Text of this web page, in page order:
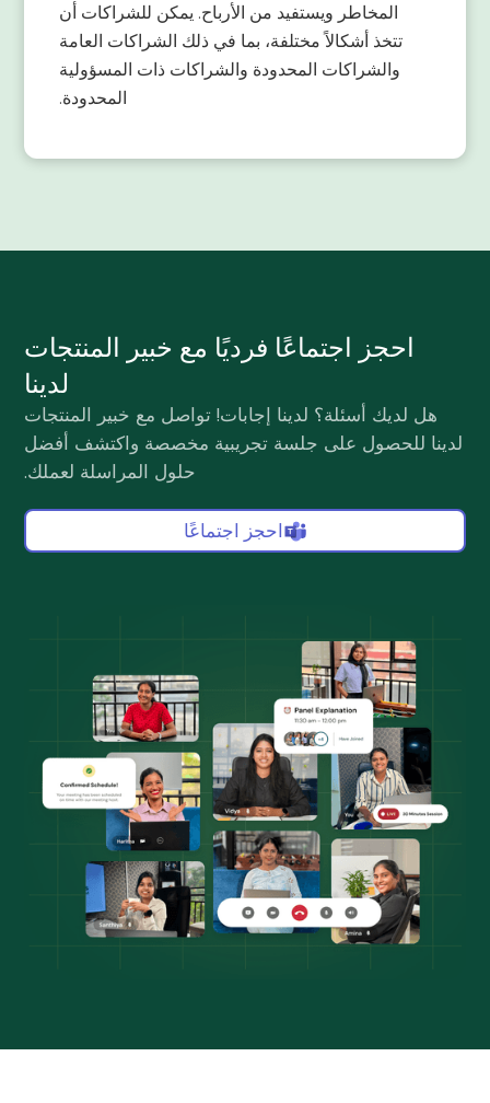
المخاطر ويستفيد من الأرباح. يمكن للشراكات أن
تتخذ أشكالاً مختلفة، بما في ذلك الشراكات العامة
والشراكات المحدودة والشراكات ذات المسؤولية
المحدودة.
احجز اجتماعًا فرديًا مع خبير المنتجات
لدينا
هل لديك أسئلة؟ لدينا إجابات! تواصل مع خبير المنتجات
لدينا للحصول على جلسة تجريبية مخصصة واكتشف أفضل
حلول المراسلة لعملك.
احجز اجتماعًا